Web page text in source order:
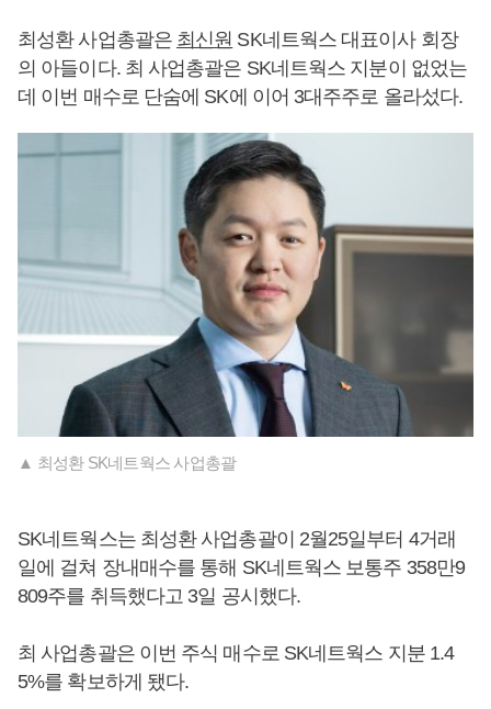
최성환 사업총괄은 최신원 SK네트웍스 대표이사 회장
의 아들이다. 최 사업총괄은 SK네트웍스 지분이 없었는
데 이번 매수로 단숨에 SK에 이어 3대주주로 올라섰다.
▲ 최성환 SK네트웍스 사업총괄
SK네트웍스는 최성환 사업총괄이 2월25일부터 4거래
일에 걸쳐 장내매수를 통해 SK네트웍스 보통주 358만9
809주를 취득했다고 3일 공시했다.
최 사업총괄은 이번 주식 매수로 SK네트웍스 지분 1.4
5%를 확보하게 됐다.